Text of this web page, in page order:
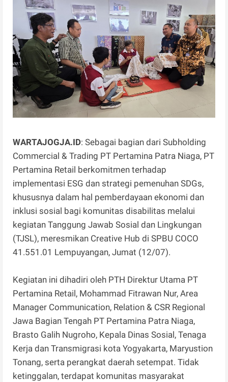
WARTAJOGJA.ID: Sebagai bagian dari Subholding
Commercial & Trading PT Pertamina Patra Niaga, PT
Pertamina Retail berkomitmen terhadap
implementasi ESG dan strategi pemenuhan SDGs,
khususnya dalam hal pemberdayaan ekonomi dan
inklusi sosial bagi komunitas disabilitas melalui
kegiatan Tanggung Jawab Sosial dan Lingkungan
(TJSL), meresmikan Creative Hub di SPBU COCO
41.551.01 Lempuyangan, Jumat (12/07).
Kegiatan ini dihadiri oleh PTH Direktur Utama PT
Pertamina Retail, Mohammad Fitrawan Nur, Area
Manager Communication, Relation & CSR Regional
Jawa Bagian Tengah PT Pertamina Patra Niaga,
Brasto Galih Nugroho, Kepala Dinas Sosial, Tenaga
Kerja dan Transmigrasi kota Yogyakarta, Maryustion
Tonang, serta perangkat daerah setempat. Tidak
ketinggalan, terdapat komunitas masyarakat